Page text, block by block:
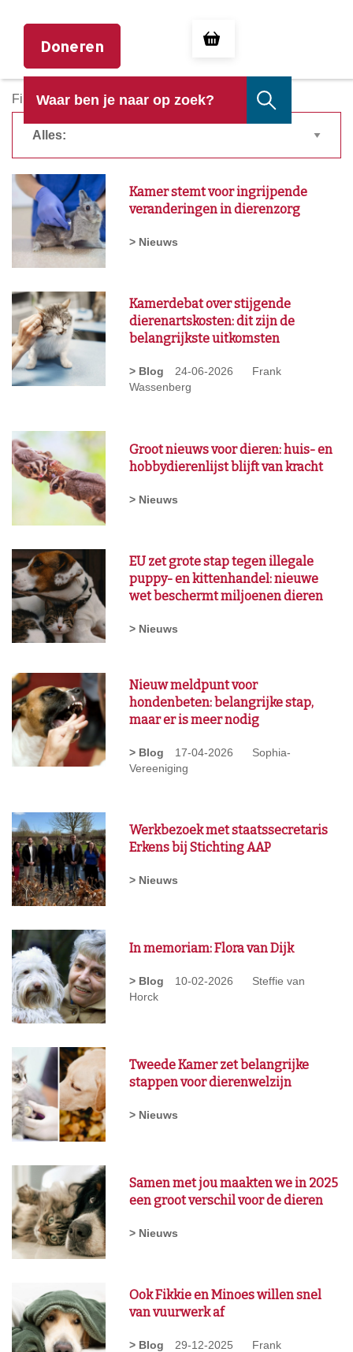
Doneren
Filter op:
> Nieuws
Kamer stemt voor ingrijpende
veranderingen in dierenzorg
> Blog 24-06-2026
Frank
Wassenberg
Kamerdebat over stijgende
dierenartskosten: dit zijn de
belangrijkste uitkomsten
> Nieuws
Groot nieuws voor dieren: huis- en
hobbydierenlijst blijft van kracht
> Nieuws
EU zet grote stap tegen illegale
puppy- en kittenhandel: nieuwe
wet beschermt miljoenen dieren
> Blog 17-04-2026
Sophia-
Vereeniging
Nieuw meldpunt voor
hondenbeten: belangrijke stap,
maar er is meer nodig
> Nieuws
Werkbezoek met staatssecretaris
Erkens bij Stichting AAP
> Blog 10-02-2026
Steffie van
Horck
In memoriam: Flora van Dijk
> Nieuws
Tweede Kamer zet belangrijke
stappen voor dierenwelzijn
> Nieuws
Samen met jou maakten we in 2025
een groot verschil voor de dieren
> Blog 29-12-2025
Frank
Ook Fikkie en Minoes willen snel
van vuurwerk af